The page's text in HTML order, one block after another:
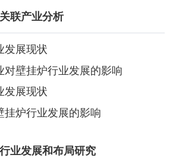
联产业分析
发展现状
对壁挂炉行业发展的影响
发展现状
挂炉行业发展的影响
业发展和布局研究